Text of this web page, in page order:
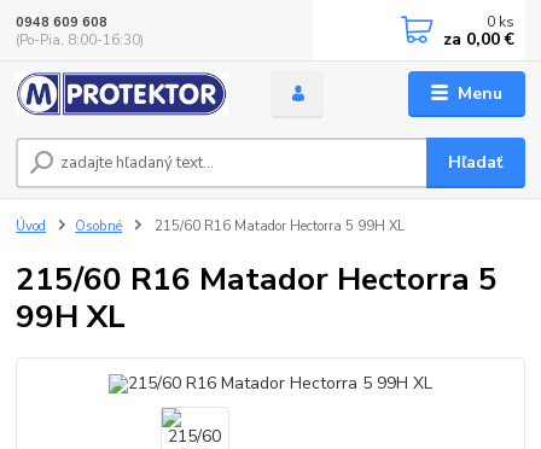
Menu
Hľadať
0948 609 608
(Po-Pia, 8:00-16:30)
0 ks
za 0,00 €
Úvod Osobné 215/60 R16 Matador Hectorra 5 99H XL
215/60 R16 Matador Hectorra 5
99H XL